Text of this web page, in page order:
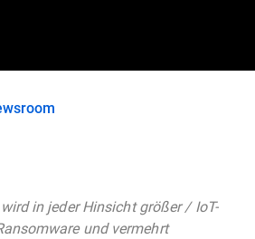
in jeder Hinsicht größer / IoT-
und vermehrt